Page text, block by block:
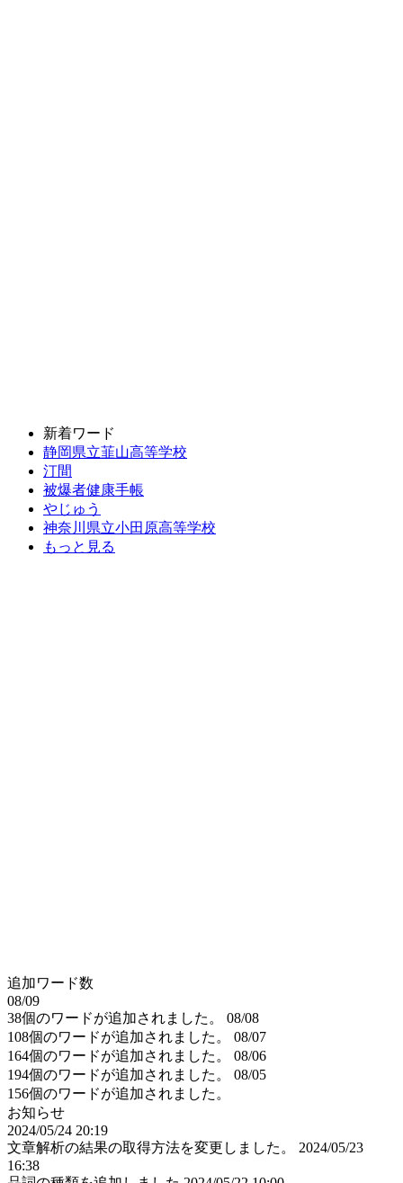
新着ワード
静岡県立韮山高等学校
汀間
被爆者健康手帳
やじゅう
神奈川県立小田原高等学校
もっと見る
追加ワード数
08/09
38個のワードが追加されました。
08/08
108個のワードが追加されました。
08/07
164個のワードが追加されました。
08/06
194個のワードが追加されました。
08/05
156個のワードが追加されました。
お知らせ
2024/05/24 20:19
文章解析の結果の取得方法を変更しました。
2024/05/23
16:38